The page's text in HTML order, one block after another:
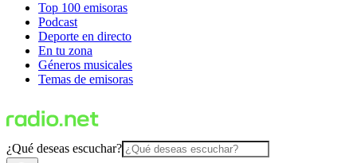
Top 100 emisoras
Podcast
Deporte en directo
En tu zona
Géneros musicales
Temas de emisoras
¿Qué deseas escuchar?